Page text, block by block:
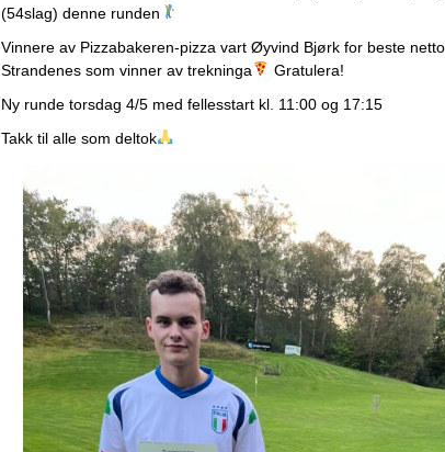
(54slag) denne runden
Vinnere av Pizzabakeren-pizza vart Øyvind Bjørk for beste
Strandenes som vinner av trekninga
Gratulera!
Ny runde torsdag 4/5 med fellesstart kl. 11:00 og 17:15
Takk til alle som deltok